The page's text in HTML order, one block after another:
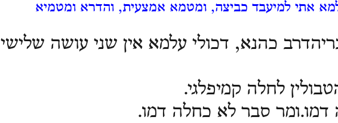
אתי למיעבד כביצה, ומטמא אמצעית, והדרא ומטמיא
כהנא, דכולי עלמא אין שני עושה שלישי
לחלה קמיפלגי.
סבר לא כחלה דמו.